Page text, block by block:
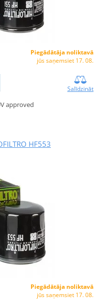
Piegādātāja noliktavā
jūs saņemsiet 17. 08.
Salīdzināt
approved
HF553
Piegādātāja noliktavā
jūs saņemsiet 17. 08.